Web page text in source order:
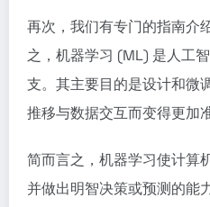
再次，我们有专门的指南介
之，机器学习 (ML) 是人工
支。其主要目的是设计和微
推移与数据交互而变得更加
简而言之，机器学习使计算
并做出明智决策或预测的能